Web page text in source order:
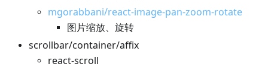
mgorabbani/react-image-pan-zoom-rotate
图片缩放、旋转
scrollbar/container/affix
react-scroll